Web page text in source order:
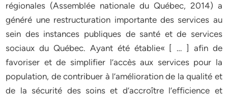
régionales (Assemblée nationale du Québec, 2014) a
généré une restructuration importante des services au
sein des instances publiques de santé et de services
sociaux du Québec. Ayant été établie« [ … ] afin de
favoriser et de simplifier l’accès aux services pour la
population, de contribuer à l’amélioration de la qualité et
de la sécurité des soins et d’accroître l’efficience et